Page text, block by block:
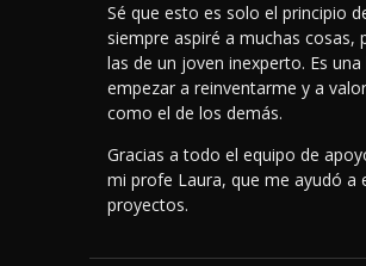
Sé que esto es solo el principio
siempre aspiré a muchas cosas,
las de un joven inexperto. Es
empezar a reinventarme y a
como el de los demás.
Gracias a todo el equipo de
mi profe Laura, que me ayudó a
proyectos.